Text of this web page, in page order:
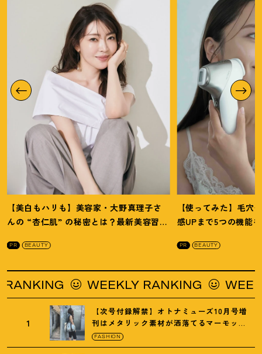
【美白もハリも】美容家・大野真理子さ
んの “杏仁肌” の秘密とは ？ 最新美容習慣
PR BEAUTY
【使ってみた】毛穴
感UPまで5つの機能
PR BEAUTY
WEEKLY RANKING WEEKLY
1
【次号付録解禁】オトナミューズ10月号増
刊はメタリック素材が洒落てるマーモット
の保冷バッグ
FASHION